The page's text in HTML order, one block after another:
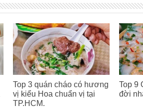
Top 3 quán cháo có hương
vị kiểu Hoa chuẩn vị tại
TP.HCM.
Top 9
đời